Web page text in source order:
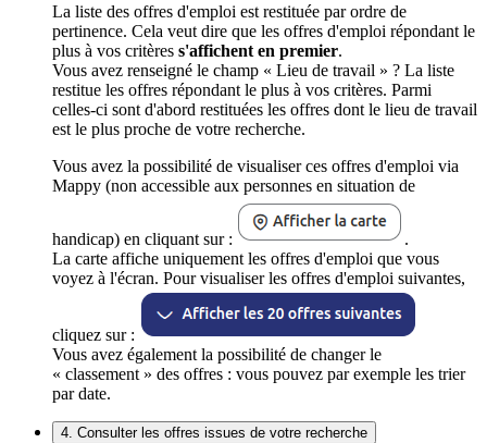
La liste des offres d'emploi est restituée par ordre de
pertinence. Cela veut dire que les offres d'emploi répondant le
plus à vos critères s'affichent en premier.
Vous avez renseigné le champ « Lieu de travail » ? La liste
restitue les offres répondant le plus à vos critères. Parmi
celles-ci sont d'abord restituées les offres dont le lieu de travail
est le plus proche de votre recherche.
Vous avez la possibilité de visualiser ces offres d'emploi via
Mappy (non accessible aux personnes en situation de
handicap) en cliquant sur :
.
La carte affiche uniquement les offres d'emploi que vous
voyez à l'écran. Pour visualiser les offres d'emploi suivantes,
cliquez sur :
Vous avez également la possibilité de changer le
« classement » des offres : vous pouvez par exemple les trier
par date.
4. Consulter les offres issues de votre recherche